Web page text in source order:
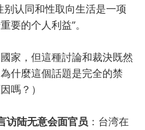
别认同和性取向生活是一项
要的个人利益”。
家，但這種討論和裁決既然
什麼這個話題是完全的禁
嗎？）
访陆无意会面官员 ：台湾在